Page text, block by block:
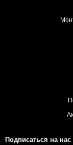
Подписаться на нас